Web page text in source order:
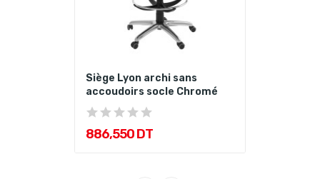
Siège Lyon archi sans
accoudoirs socle Chromé
886,550 DT